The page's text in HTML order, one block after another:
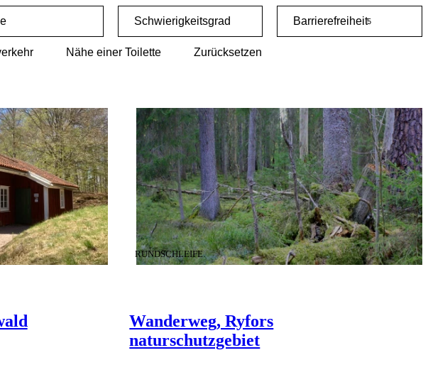
Schwierigkeitsgrad Barrierefreiheit5
Nähe einer Toilette Zurücksetzen
Wanderweg, Ryfors
naturschutzgebiet
KATEGORIE:
RUNDSCHLEIFE